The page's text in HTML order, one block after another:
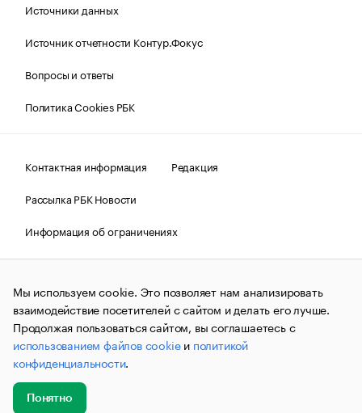
Источники данных
Источник отчетности Контур.Фокус
Вопросы и ответы
Политика Cookies РБК
Контактная информация
Редакция
Рассылка РБК Новости
Информация об ограничениях
Правовая информация
О соблюдении авторских прав
© АО «РОСБИЗНЕСКОНСАЛТИНГ»,1995–2026.Сообщения
и материалы информационного агентства «РБК»
(зарегистрировано Федеральной службой по надзору в сфере
связи, информационных технологий и массовых
коммуникаций (Роскомнадзор) 09.12.2015 за номером ИА
№ФС77-63848) сопровождаются пометкой «РБК». Отдельные
публикации могут содержать информацию,
не предназначенную для пользователей
до 18 лет.
Мы используем cookie. Это позволяет нам анализировать
взаимодействие посетителей с сайтом и делать его лучше.
Продолжая пользоваться сайтом, вы соглашаетесь с
использованием файлов cookieи политикой
конфиденциальности.
Понятно